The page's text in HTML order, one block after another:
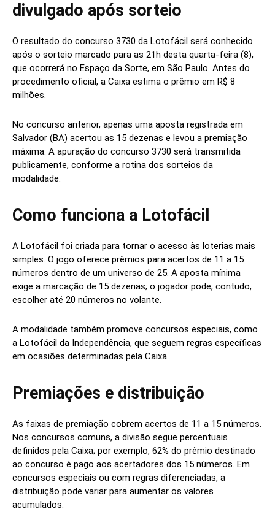
divulgado após sorteio
O resultado do concurso 3730 da Lotofácil será conhecido
após o sorteio marcado para as 21h desta quarta-feira (8),
que ocorrerá no Espaço da Sorte, em São Paulo. Antes do
procedimento oficial, a Caixa estima o prêmio em R$ 8
milhões.
No concurso anterior, apenas uma aposta registrada em
Salvador (BA) acertou as 15 dezenas e levou a premiação
máxima. A apuração do concurso 3730 será transmitida
publicamente, conforme a rotina dos sorteios da
modalidade.
Como funciona a Lotofácil
A Lotofácil foi criada para tornar o acesso às loterias mais
simples. O jogo oferece prêmios para acertos de 11 a 15
números dentro de um universo de 25. A aposta mínima
exige a marcação de 15 dezenas; o jogador pode, contudo,
escolher até 20 números no volante.
A modalidade também promove concursos especiais, como
a Lotofácil da Independência, que seguem regras específicas
em ocasiões determinadas pela Caixa.
Premiações e distribuição
As faixas de premiação cobrem acertos de 11 a 15 números.
Nos concursos comuns, a divisão segue percentuais
definidos pela Caixa; por exemplo, 62% do prêmio destinado
ao concurso é pago aos acertadores dos 15 números. Em
concursos especiais ou com regras diferenciadas, a
distribuição pode variar para aumentar os valores
acumulados.